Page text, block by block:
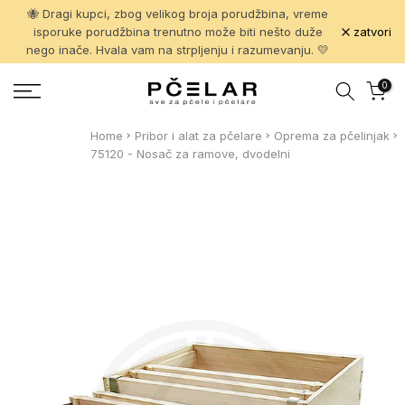
Pređi
sadržaj
🐝 Dragi kupci, zbog velikog broja porudžbina, vreme
isporuke porudžbina trenutno može biti nešto duže
nego inače. Hvala vam na strpljenju i razumevanju. 💛
zatvori
0
Home Pribor i alat za pčelare
Oprema za pčelinjak
75120 - Nosač za ramove, dvodelni